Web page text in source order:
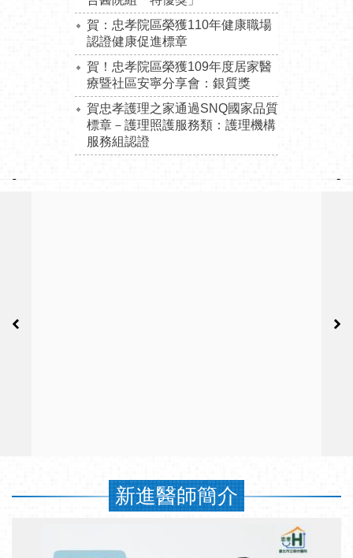
賀：忠孝院區榮獲110年健康職場
認證健康促進標章
賀！忠孝院區榮獲109年度居家醫
療暨社區安寧分享會：銀質獎
賀忠孝護理之家通過SNQ國家品質
標章－護理照護服務類：護理機構
服務組認證
新進醫師簡介